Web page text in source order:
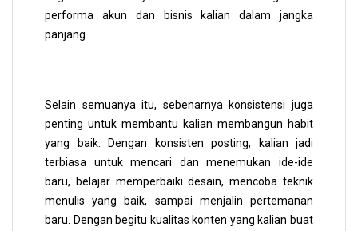
performa akun dan bisnis kalian dalam jangka
panjang.
Selain semuanya itu, sebenarnya konsistensi juga
penting untuk membantu kalian membangun habit
yang baik. Dengan konsisten posting, kalian jadi
terbiasa untuk mencari dan menemukan ide-ide
baru, belajar memperbaiki desain, mencoba teknik
menulis yang baik, sampai menjalin pertemanan
baru. Dengan begitu kualitas konten yang kalian buat